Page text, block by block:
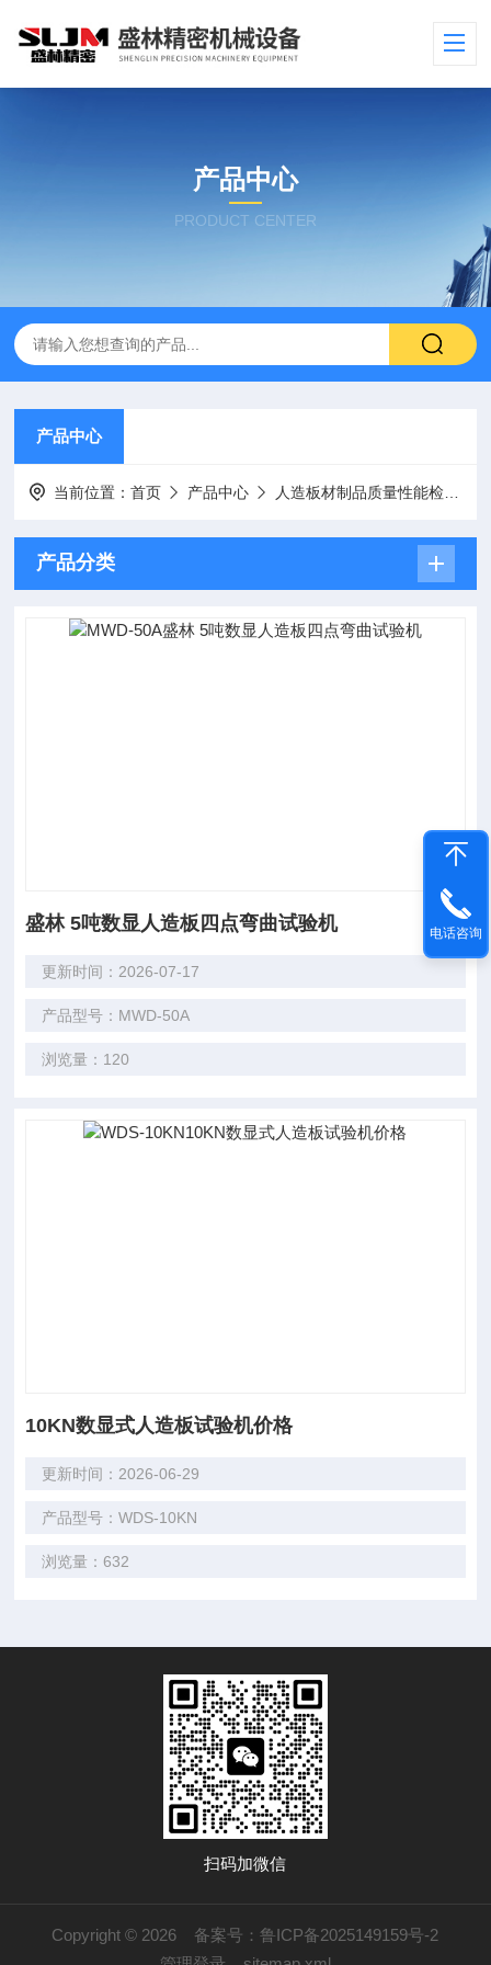
产品中心
PRODUCT CENTER
产品中心
当前位置：首页 产品中心 人造板材制品质量性能检测
产品分类
盛林 5吨数显人造板四点弯曲试验机
更新时间：2026-07-17
产品型号：MWD-50A
浏览量：120
10KN数显式人造板试验机价格
更新时间：2026-06-29
产品型号：WDS-10KN
浏览量：632
扫码加微信
Copyright © 2026 备案号：鲁ICP备2025149159号-2
电话咨询